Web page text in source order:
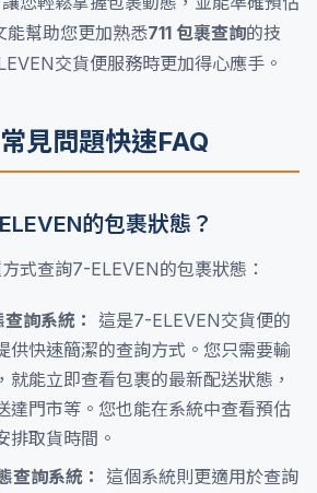
能幫助您更加熟悉711 包裹查詢的技
交貨便服務時更加得心應手。
見問題快速FAQ
的包裹狀態？
式查詢7-ELEVEN的包裹狀態：
詢系統：
這是7-ELEVEN交貨便的
供快速簡潔的查詢方式。您只需要輸
就能立即查看包裹的最新配送狀態，
達門市等。您也能在系統中查看預估
排取貨時間。
查詢系統：
這個系統則更適用於查詢